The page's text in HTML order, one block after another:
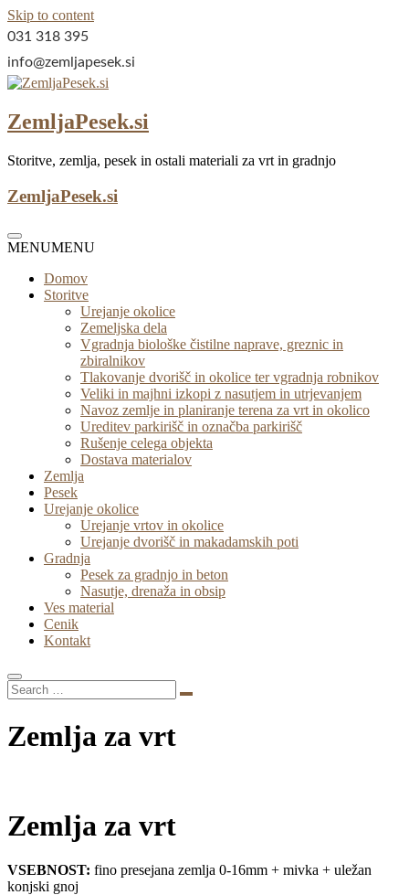
Skip to content
031 318 395
info@zemljapesek.si
ZemljaPesek.si
Storitve, zemlja, pesek in ostali materiali za vrt in gradnjo
ZemljaPesek.si
MENUMENU
Domov
Storitve
Urejanje okolice
Zemeljska dela
Vgradnja biološke čistilne naprave, greznic in
zbiralnikov
Tlakovanje dvorišč in okolice ter vgradnja robnikov
Veliki in majhni izkopi z nasutjem in utrjevanjem
Navoz zemlje in planiranje terena za vrt in okolico
Ureditev parkirišč in označba parkirišč
Rušenje celega objekta
Dostava materialov
Zemlja
Pesek
Urejanje okolice
Urejanje vrtov in okolice
Urejanje dvorišč in makadamskih poti
Gradnja
Pesek za gradnjo in beton
Nasutje, drenaža in obsip
Ves material
Cenik
Kontakt
Zemlja za vrt
Zemlja za vrt
VSEBNOST: fino presejana zemlja 0-16mm + mivka + uležan
konjski gnoj